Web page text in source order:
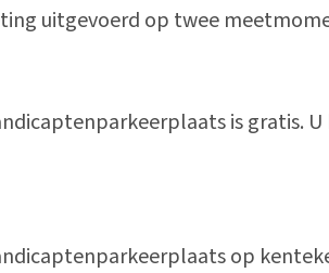
uitgevoerd op twee
is gratis.
op